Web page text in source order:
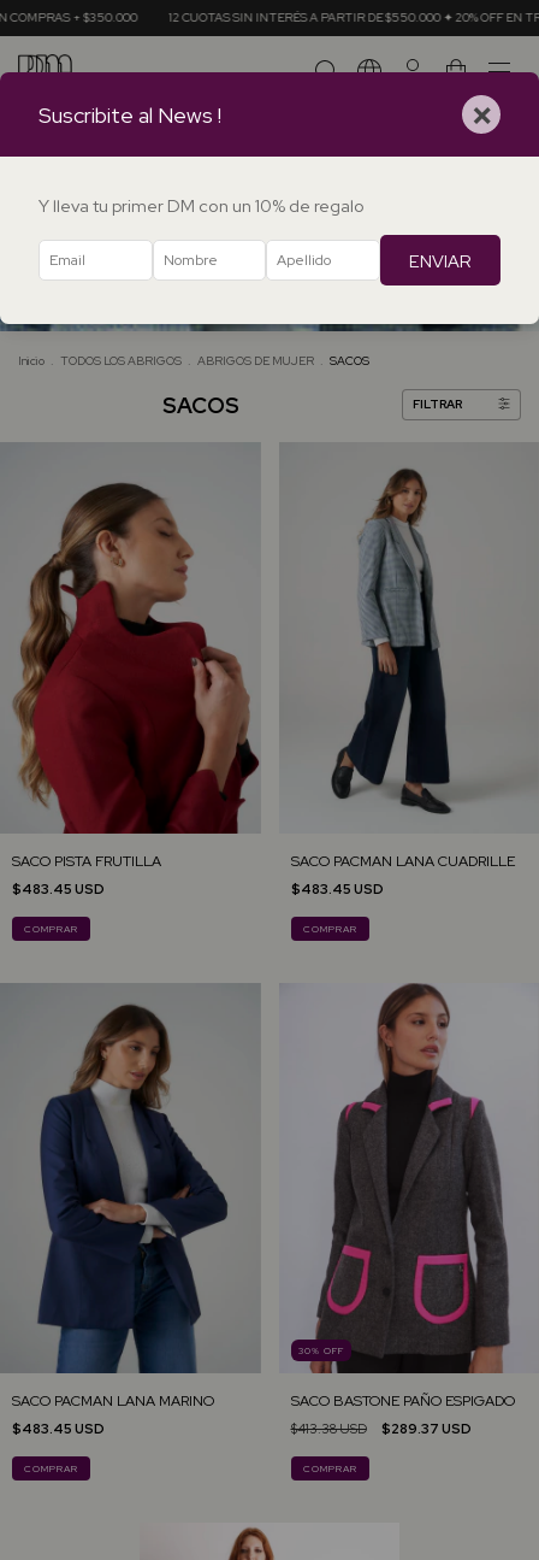
12 CUOTAS SIN INTERÉS A PARTIR DE $550.000 ✦ 20% OFF EN
0
Inicio . TODOS LOS ABRIGOS . ABRIGOS DE MUJER . SACOS
SACOS FILTRAR
SACO PISTA FRUTILLA
$483.45 USD
COMPRAR
SACO PACMAN LANA CUADRILLE
$483.45 USD
COMPRAR
SACO PACMAN LANA MARINO
$483.45 USD
COMPRAR
30% OFF
SACO BASTONE PAÑO ESPIGADO
$413.38 USD $289.37 USD
COMPRAR
Suscribite al News ! ×
Y lleva tu primer DM con un 10% de regalo
ENVIAR